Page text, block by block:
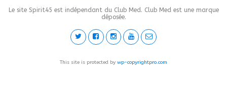
Le site Spirit45 est indépendant du Club Med. Club Med est une marque
déposée.
This site is protected by wp-copyrightpro.com